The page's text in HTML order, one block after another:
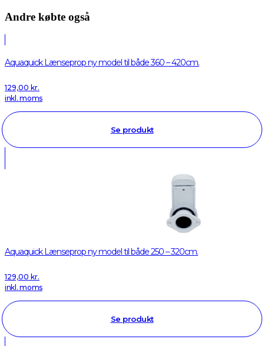
Andre købte også
Aquaquick Lænseprop ny model til både 360 – 420cm.
129,00 kr.
inkl. moms
Se produkt
Aquaquick Lænseprop ny model til både 250 – 320cm.
129,00 kr.
inkl. moms
Se produkt